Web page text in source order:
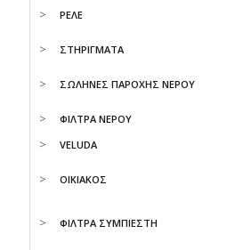
ΡΕΛΕ
ΣΤΗΡΙΓΜΑΤΑ
ΣΩΛΗΝΕΣ ΠΑΡΟΧΗΣ ΝΕΡΟΥ
ΦΙΛΤΡΑ ΝΕΡΟΥ
VELUDA
ΟΙΚΙΑΚΟΣ
ΦΙΛΤΡΑ ΣΥΜΠΙΕΣΤΗ